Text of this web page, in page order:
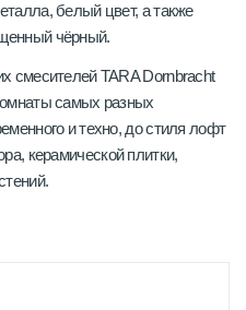
белый цвет, а также
чёрный.
смесителей TARA Dornbracht
самых разных
и техно, до стиля лофт
керамической плитки,